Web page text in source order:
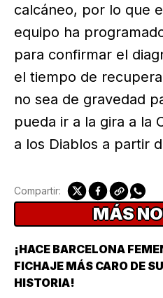
calcáneo, por lo que
equipo ha
para confirmar el
el tiempo de
no sea de gravedad
pueda ir a la gira a la
a los Diablos a partir
Compartir:
MÁS
¡HACE BARCELONA
FICHAJE MÁS CARO DE SU
HISTORIA!